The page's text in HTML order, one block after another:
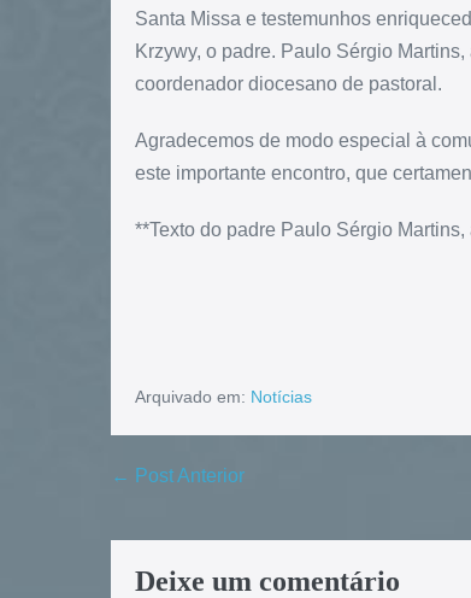
Santa Missa e testemunhos
Krzywy, o padre. Paulo Sérgio
coordenador diocesano de pastoral.
Agradecemos de modo especial à
este importante encontro, que
**Texto do padre Paulo Sérgio
Arquivado em: Notícias
← Post Anterior
Deixe um comentário